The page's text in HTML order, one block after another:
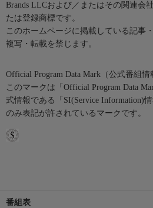
Brands LLCおよび／またはその関連会
たは登録商標です。
このホームページに掲載している記事
複写・転載を禁じます。
Official Program Data Mark（公式番組情
このマークは「Official Program Data
式情報である「SI(Service Information)
のみ表記が許されているマークです。
番組表